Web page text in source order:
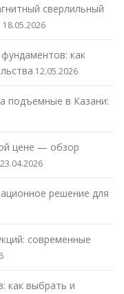
сверлильный
18.05.2026
как
12.05.2026
подъемные в Казани:
цене — обзор
23.04.2026
решение для
современные
как выбрать и